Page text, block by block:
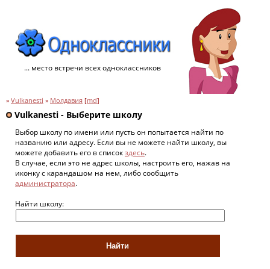
... место встречи всех одноклассников
» Vulkanesti » Молдавия [md]
Vulkanesti - Выберите школу
Выбор школу по имени или пусть он попытается найти по
названию или адресу. Если вы не можете найти школу, вы
можете добавить его в списокздесь.
В случае, если это не адрес школы, настроить его, нажав на
иконку с карандашом на нем, либо сообщить
администратора.
Найти школу: